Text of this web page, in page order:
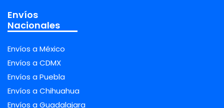
Envíos
Nacionales
Envíos a México
Envíos a CDMX
Envíos a Puebla
Envíos a Chihuahua
Envíos a Guadalajara